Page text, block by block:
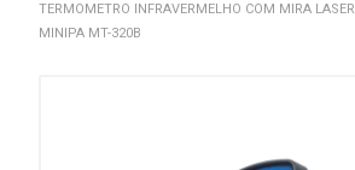
TERMOMETRO INFRAVERMELHO COM MIRA LASER
MINIPA MT-320B